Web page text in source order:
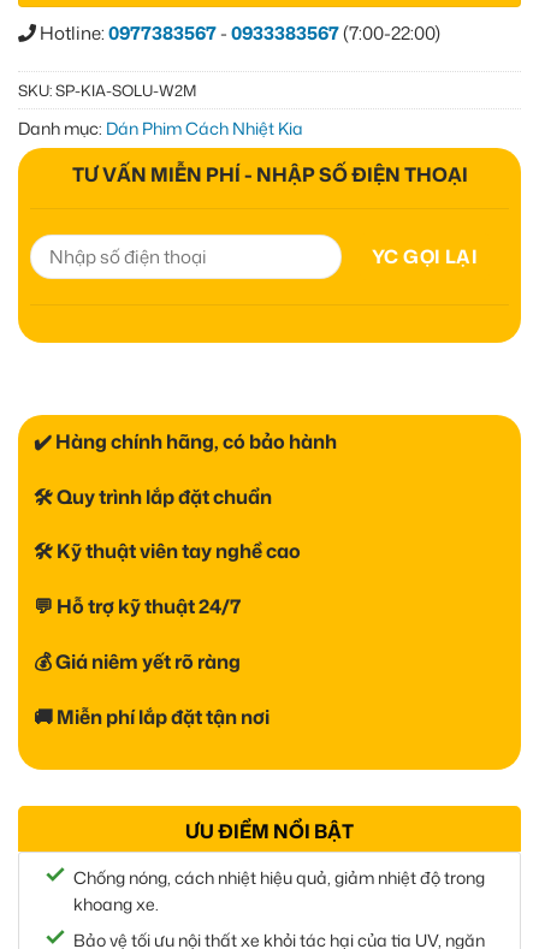
Hotline:0977383567-0933383567(7:00-22:00)
SKU:SP-KIA-SOLU-W2M
Danh mục: Dán Phim Cách Nhiệt Kia
TƯ VẤN MIỄN PHÍ - NHẬP SỐ ĐIỆN THOẠI
✔️ Hàng chính hãng, có bảo hành
🛠 Quy trình lắp đặt chuẩn
🛠 Kỹ thuật viên tay nghề cao
💬 Hỗ trợ kỹ thuật 24/7
💰 Giá niêm yết rõ ràng
🚚 Miễn phí lắp đặt tận nơi
ƯU ĐIỂM NỔI BẬT
Chống nóng, cách nhiệt hiệu quả, giảm nhiệt độ trong
khoang xe.
Bảo vệ tối ưu nội thất xe khỏi tác hại của tia UV, ngăn